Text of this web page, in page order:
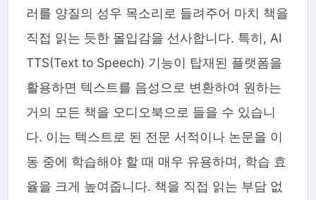
러를 양질의 성우 목소리로 들려주어 마치 책을
직접 읽는 듯한 몰입감을 선사합니다. 특히, AI
TTS(Text to Speech) 기능이 탑재된 플랫폼을
활용하면 텍스트를 음성으로 변환하여 원하는
거의 모든 책을 오디오북으로 들을 수 있습니
다. 이는 텍스트로 된 전문 서적이나 논문을 이
동 중에 학습해야 할 때 매우 유용하며, 학습 효
율을 크게 높여줍니다. 책을 직접 읽는 부담 없